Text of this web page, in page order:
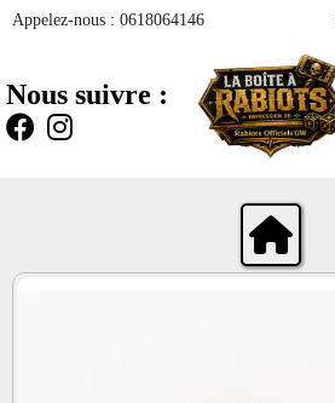
Appelez-nous : 0618064146
Nous suivre :